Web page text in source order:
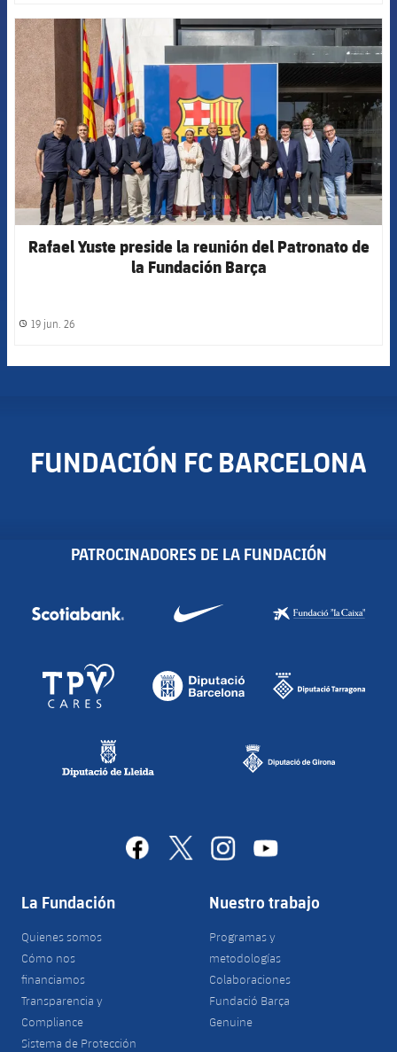
FCB Barcelona badge
Rafael Yuste preside la reunión del Patronato de
la Fundación Barça
label.share.clock
19 jun. 26
FUNDACIÓN FC BARCELONA
PATROCINADORES DE LA FUNDACIÓN
facebook
x instagramyoutube
La Fundación
Quienes somos
Cómo nos
financiamos
Transparencia y
Compliance
Sistema de Protección
Nuestro trabajo
Programas y
metodologías
Colaboraciones
Fundació Barça
Genuine